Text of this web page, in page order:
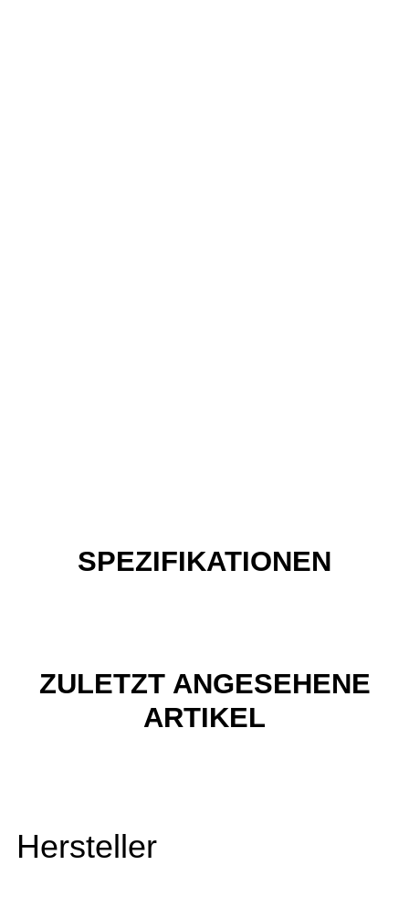
SPEZIFIKATIONEN
ZULETZT ANGESEHENE
ARTIKEL
Hersteller